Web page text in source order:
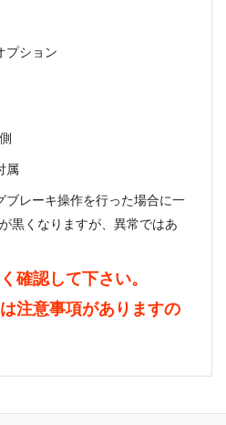
プション
属
ブレーキ操作を行った場合に一
黒くなりますが、異常ではあ
確認して下さい。
注意事項がありますの